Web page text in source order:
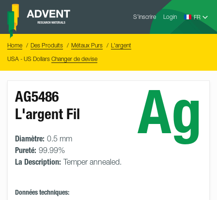
Skip
content
S’inscrire Login
Advent
Home Des Produits Métaux Purs
L'argent
USA - US Dollars Changer de devise
Ag
AG5486
L'argent Fil
Diamètre: 0.5 mm
Pureté: 99.99%
La Description: Temper annealed.
Données techniques: